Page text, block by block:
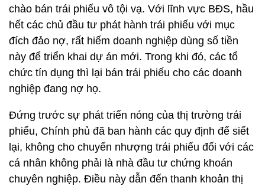
chào bán trái phiếu vô tội vạ. Với lĩnh vực BĐS, hầu
hết các chủ đầu tư phát hành trái phiếu với mục
đích đảo nợ, rất hiếm doanh nghiệp dùng số tiền
này để triển khai dự án mới. Trong khi đó, các tổ
chức tín dụng thì lại bán trái phiếu cho các doanh
nghiệp đang nợ họ.
Đứng trước sự phát triển nóng của thị trường trái
phiếu, Chính phủ đã ban hành các quy định để siết
lại, không cho chuyển nhượng trái phiếu đối với các
cá nhân không phải là nhà đầu tư chứng khoán
chuyên nghiệp. Điều này dẫn đến thanh khoản thị